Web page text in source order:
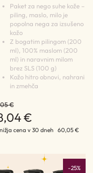
Paket za nego suhe kože –
piling, maslo, milo je
popolna nega za izsušeno
kožo
Z bogatim pilingom (200
ml), 100% maslom (200
ml) in naravnim milom
brez SLS (100 g)
Kožo hitro obnovi, nahrani
in zmehča
€
€
cena v 30 dneh 60,05 €
-25%